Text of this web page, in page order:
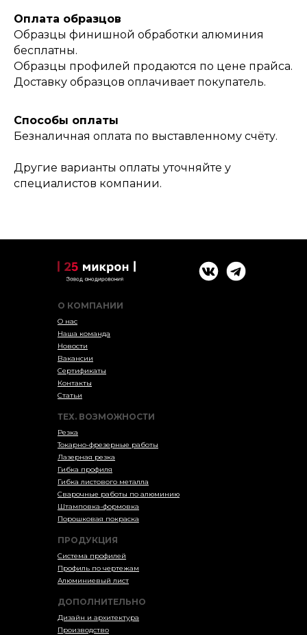
Оплата образцов
Образцы финишной обработки алюминия
бесплатны.
Образцы профилей продаются по цене прайса.
Доставку образцов оплачивает покупатель.
Способы оплаты
Безналичная оплата по выставленному счёту.
Другие варианты оплаты уточняйте у
специалистов компании.
ПРОДУКЦИЯ
Система профилей
Профиль по чертежам
Алюминиевый лист
ДОПОЛНИТЕЛЬНО
Дизайн и архитектура
Производство
ТЕХ. ВОЗМОЖНОСТИ
Резка
Токарно-фрезерные работы
Лазерная резка
Гибка профиля
Гибка листового металла
Сварочные работы по алюминию
Штамповка-формовка
Порошковая покраска
О КОМПАНИИ
О нас
Наша команда
Новости
Вакансии
Сертификаты
Контакты
Статьи